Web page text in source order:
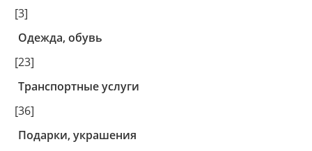
[3]
Одежда, обувь
[23]
Транспортные услуги
[36]
Подарки, украшения